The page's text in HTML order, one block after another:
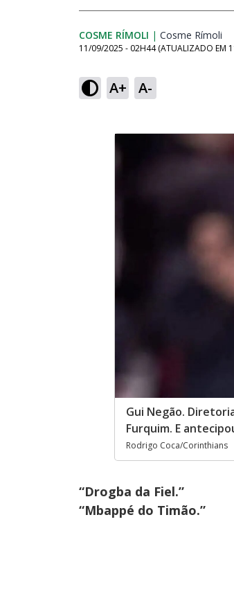
COSME RÍMOLI | Cosme Rímoli
11/09/2025 - 02H44 (ATUALIZADO EM
A+ A-
Gui Negão.
Furquim. E
Rodrigo Coca/Corinthians
“Drogba da Fiel.”
“Mbappé do Timão.”